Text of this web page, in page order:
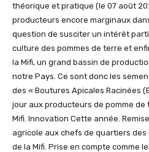
théorique et pratique (le 07 août
producteurs encore marginaux
question de susciter un intérêt
culture des pommes de terre et
la Mifi, un grand bassin de
notre Pays. Ce sont donc les
des « Boutures Apicales Racinées
jour aux producteurs de pomme
Mifi. Innovation Cette année.
agricole aux chefs de quartiers
de la Mifi. Prise en compte comme